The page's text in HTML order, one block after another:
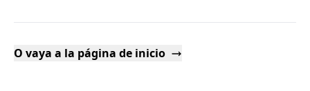
O vaya a la página de inicio